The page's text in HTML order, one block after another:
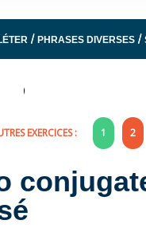
/PHRASES DIVERSES /
EXERCICES : 1 2